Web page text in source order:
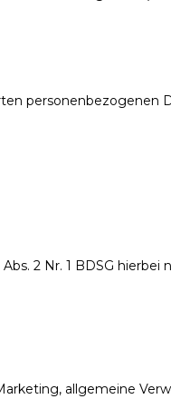
personenbezogenen
2 Nr. 1 BDSG hierbei
allgemeine